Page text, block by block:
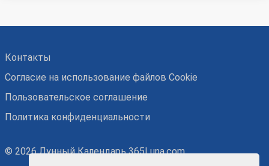
Контакты
Согласие на использование файлов Cookie
Пользовательское соглашение
Политика конфиденциальности
© 2026 Лунный Календарь 365Luna.com